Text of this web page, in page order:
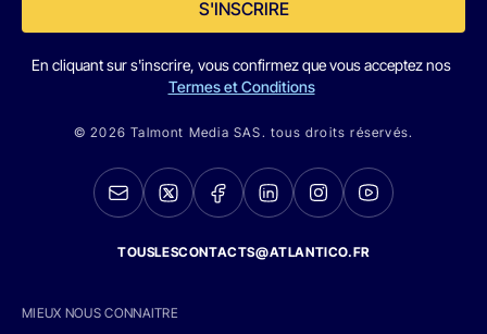
S'INSCRIRE
En cliquant sur s'inscrire, vous confirmez que vous acceptez nos
Termes et Conditions
© 2026 Talmont Media SAS. tous droits réservés.
TOUSLESCONTACTS@ATLANTICO.FR
MIEUX NOUS CONNAITRE